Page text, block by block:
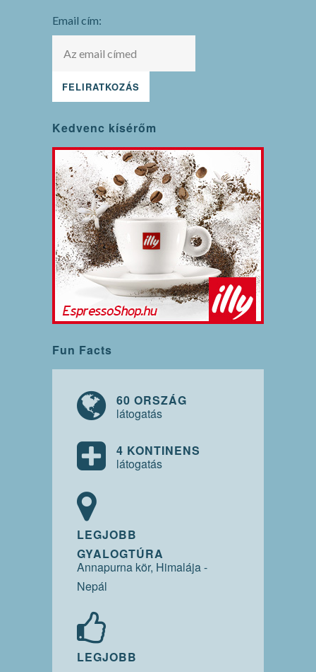
Email cím:
Kedvenc kísérőm
Fun Facts
60 ORSZÁG
látogatás
4 KONTINENS
látogatás
LEGJOBB
GYALOGTÚRA
Annapurna kör, Himalája -
Nepál
LEGJOBB